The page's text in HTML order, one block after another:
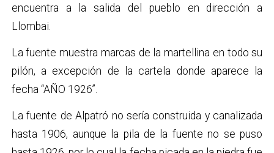
encuentra a la salida del pueblo en dirección a
Llombai.
La fuente muestra marcas de la martellina en todo su
pilón, a excepción de la cartela donde aparece la
fecha “AÑO 1926”.
La fuente de Alpatró no sería construida y canalizada
hasta 1906, aunque la pila de la fuente no se puso